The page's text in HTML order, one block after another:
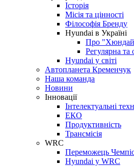
Історія
Місія та цінності
Філософія Бренду
Hyundai в Україні
Про "Хюндай
Регулярна та
Hyundai у світі
Автопланета Кременчук
Наша команда
Новини
Інновації
Інтелектуальні
ЕКО
Продуктивність
Трансмісія
WRC
Переможець
Hyundai у WRC